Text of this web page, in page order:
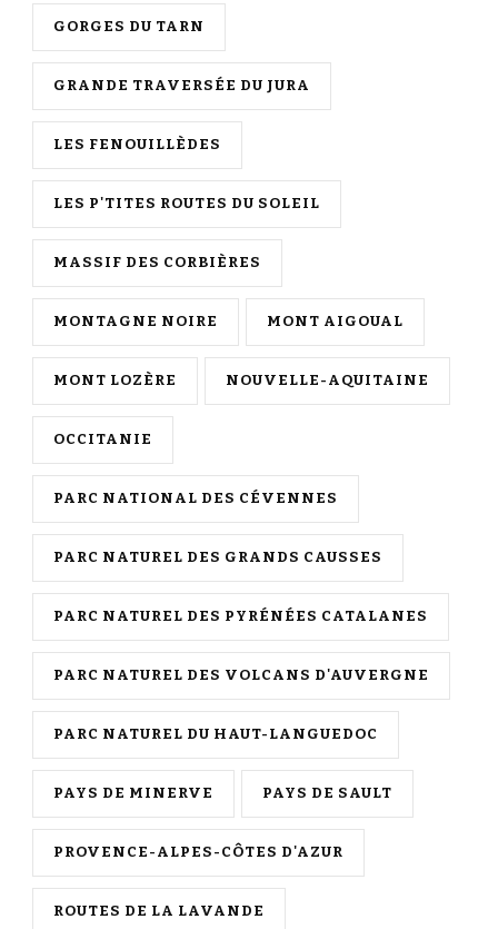
GORGES DU TARN
GRANDE TRAVERSÉE DU JURA
LES FENOUILLÈDES
LES P'TITES ROUTES DU SOLEIL
MASSIF DES CORBIÈRES
MONTAGNE NOIRE MONT AIGOUAL
MONT LOZÈRE NOUVELLE-AQUITAINE
OCCITANIE
PARC NATIONAL DES CÉVENNES
PARC NATUREL DES GRANDS CAUSSES
PARC NATUREL DES PYRÉNÉES CATALANES
PARC NATUREL DES VOLCANS D'AUVERGNE
PARC NATUREL DU HAUT-LANGUEDOC
PAYS DE MINERVE PAYS DE SAULT
PROVENCE-ALPES-CÔTES D'AZUR
ROUTES DE LA LAVANDE